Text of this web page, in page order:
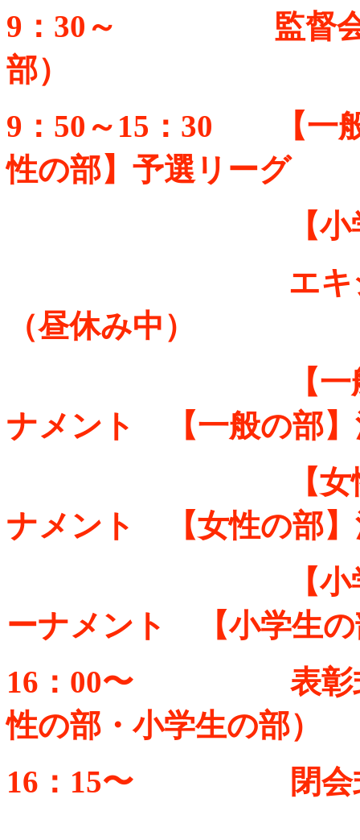
9：30～ 監督会議
部）
9：50～15：30 【一
性の部】予選リーグ
【小学生の部
エキシビジョ
（昼休み中）
【一般の部】
ナメント 【一般の部】
【女性の部】
ナメント 【女性の部】
【小学生の部
ーナメント 【小学生の
16：00〜 表彰式（
性の部・小学生の部）
16：15〜 閉会